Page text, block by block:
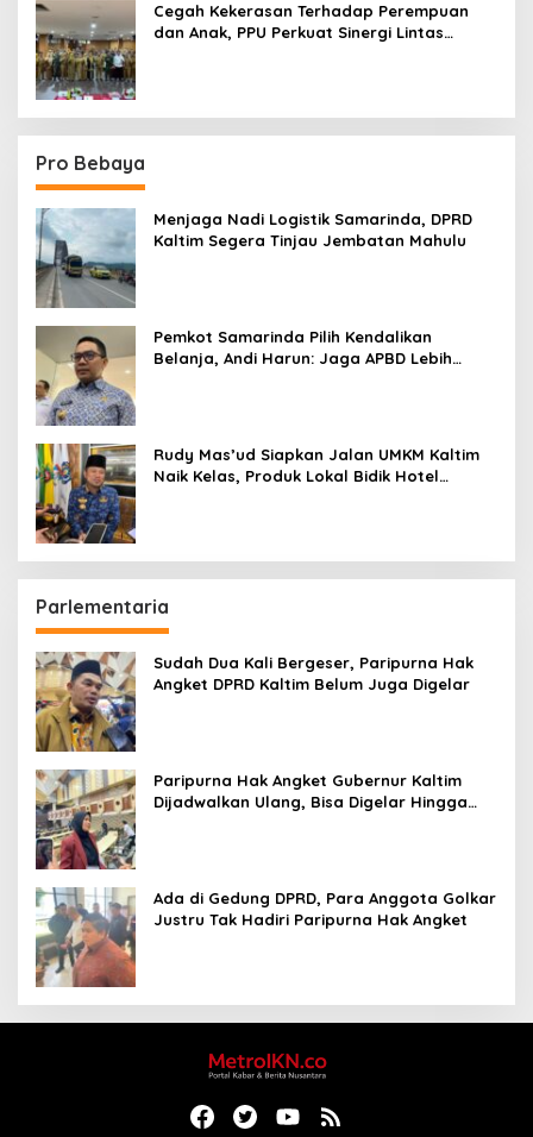
Cegah Kekerasan Terhadap Perempuan
dan Anak, PPU Perkuat Sinergi Lintas
Pro Bebaya
Menjaga Nadi Logistik Samarinda, DPRD
Kaltim Segera Tinjau Jembatan Mahulu
Pemkot Samarinda Pilih Kendalikan
Belanja, Andi Harun: Jaga APBD Lebih
Rudy Mas’ud Siapkan Jalan UMKM Kaltim
Naik Kelas, Produk Lokal Bidik Hotel
Parlementaria
Sudah Dua Kali Bergeser, Paripurna Hak
Angket DPRD Kaltim Belum Juga Digelar
Paripurna Hak Angket Gubernur Kaltim
Dijadwalkan Ulang, Bisa Digelar Hingga
Ada di Gedung DPRD, Para Anggota Golkar
Justru Tak Hadiri Paripurna Hak Angket